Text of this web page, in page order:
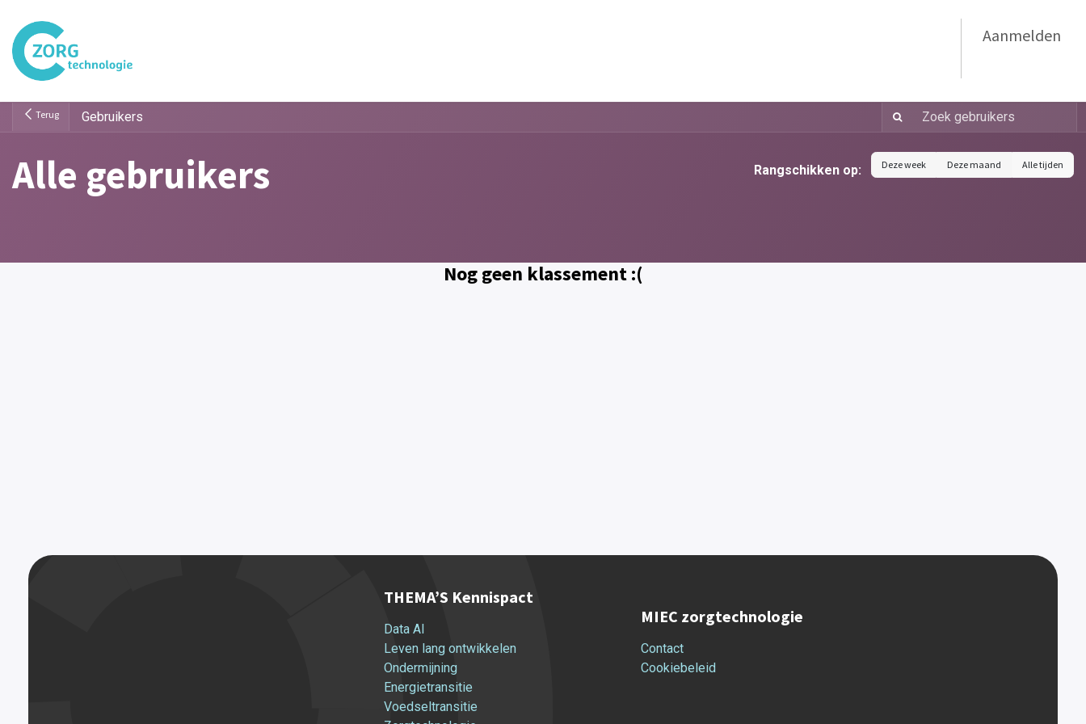
Nieuwsbrief Januari 2026
Aanmelden
Terug Gebruikers
Alle gebruikers Rangschikken op: Deze week Deze maand Alle tijden
Nog geen klassement :(
THEMA’S Kennispact
Data AI
Leven lang ontwikkelen
Ondermijning
Energietransitie
Voedseltransitie
MIEC zorgtechnologie
Contact
Cookiebeleid